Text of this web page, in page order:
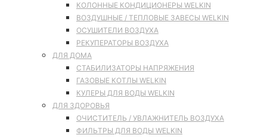
КОЛОННЫЕ КОНДИЦИОНЕРЫ WELKIN
ВОЗДУШНЫЕ / ТЕПЛОВЫЕ ЗАВЕСЫ WELKIN
ОСУШИТЕЛИ ВОЗДУХА
РЕКУПЕРАТОРЫ ВОЗДУХА
ДЛЯ ДОМА
СТАБИЛИЗАТОРЫ НАПРЯЖЕНИЯ
ГАЗОВЫЕ КОТЛЫ WELKIN
КУЛЕРЫ ДЛЯ ВОДЫ WELKIN
ДЛЯ ЗДОРОВЬЯ
ОЧИСТИТЕЛЬ / УВЛАЖНИТЕЛЬ ВОЗДУХА
ФИЛЬТРЫ ДЛЯ ВОДЫ WELKIN